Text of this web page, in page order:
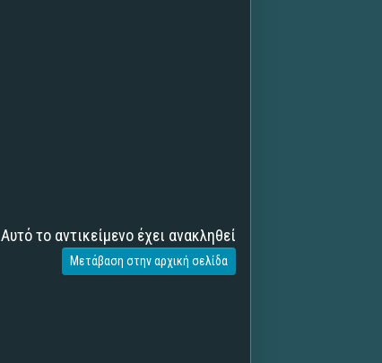
Αυτό το αντικείμενο έχει ανακληθεί
Μετάβαση στην αρχική σελίδα